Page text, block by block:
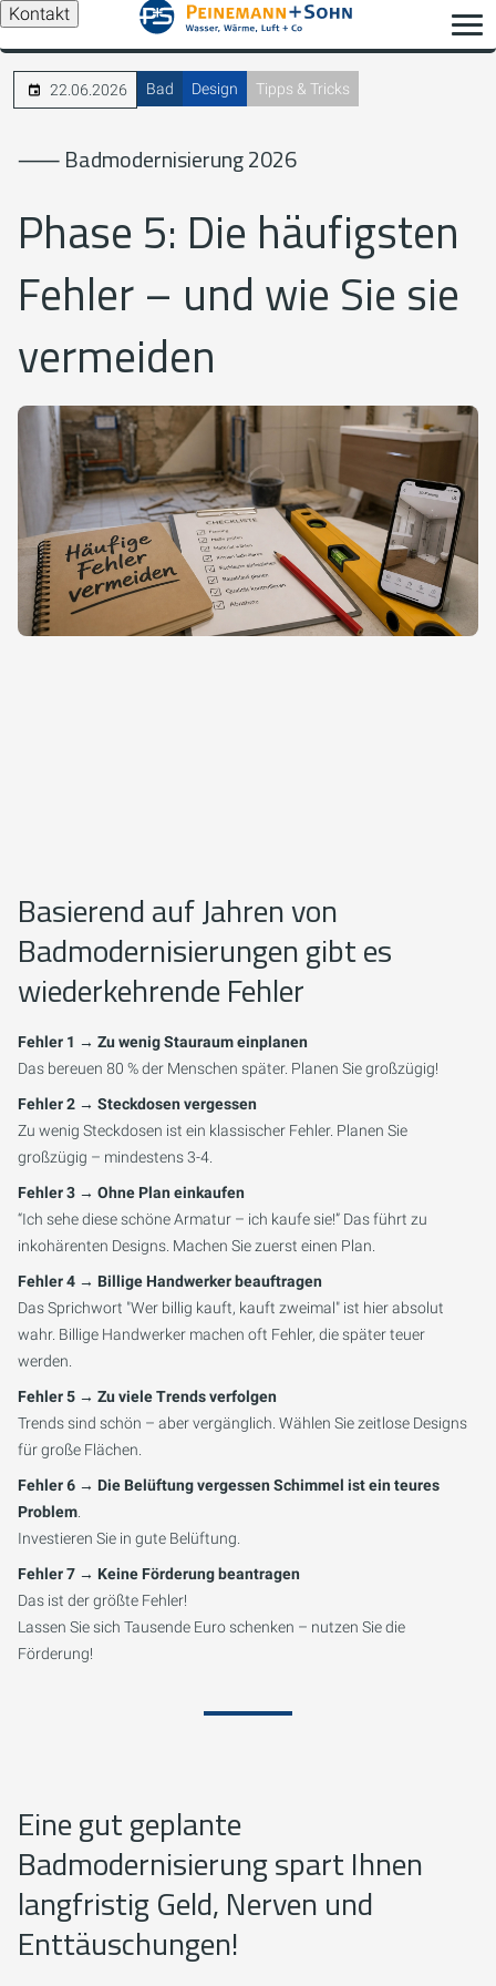
Kontakt
22.06.2026 Bad Design Tipps & Tricks
⸺ Badmodernisierung 2026
Phase 5: Die häufigsten
Fehler – und wie Sie sie
vermeiden
Basierend auf Jahren von
Badmodernisierungen gibt es
wiederkehrende Fehler
Fehler 1 → Zu wenig Stauraum einplanen
Das bereuen 80 % der Menschen später. Planen Sie großzügig!
Fehler 2 → Steckdosen vergessen
Zu wenig Steckdosen ist ein klassischer Fehler. Planen Sie
großzügig – mindestens 3-4.
Fehler 3 → Ohne Plan einkaufen
“Ich sehe diese schöne Armatur – ich kaufe sie!” Das führt zu
inkohärenten Designs. Machen Sie zuerst einen Plan.
Fehler 4 → Billige Handwerker beauftragen
Das Sprichwort "Wer billig kauft, kauft zweimal" ist hier absolut
wahr. Billige Handwerker machen oft Fehler, die später teuer
werden.
Fehler 5 → Zu viele Trends verfolgen
Trends sind schön – aber vergänglich. Wählen Sie zeitlose Designs
für große Flächen.
Fehler 6 → Die Belüftung vergessen Schimmel ist ein teures
Problem.
Investieren Sie in gute Belüftung.
Fehler 7 → Keine Förderung beantragen
Das ist der größte Fehler!
Lassen Sie sich Tausende Euro schenken – nutzen Sie die
Förderung!
Eine gut geplante
Badmodernisierung spart Ihnen
langfristig Geld, Nerven und
Enttäuschungen!